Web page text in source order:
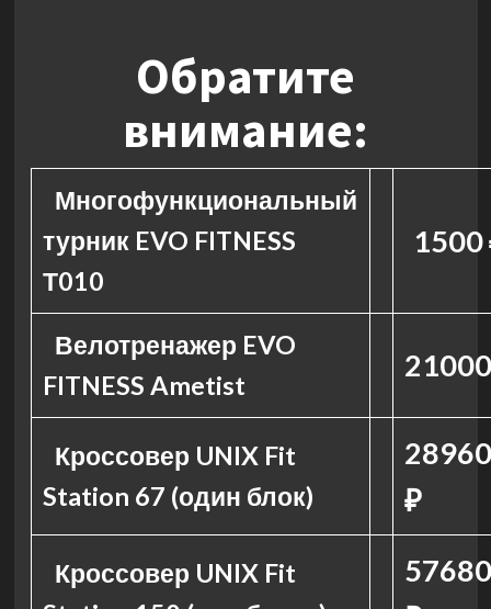
Обратите
внимание:
Многофункциональный
турник EVO FITNESS
Т010
1500
Велотренажер EVO
FITNESS Ametist
Кроссовер UNIX Fit
Station 67 (один блок)
₽
Кроссовер UNIX Fit